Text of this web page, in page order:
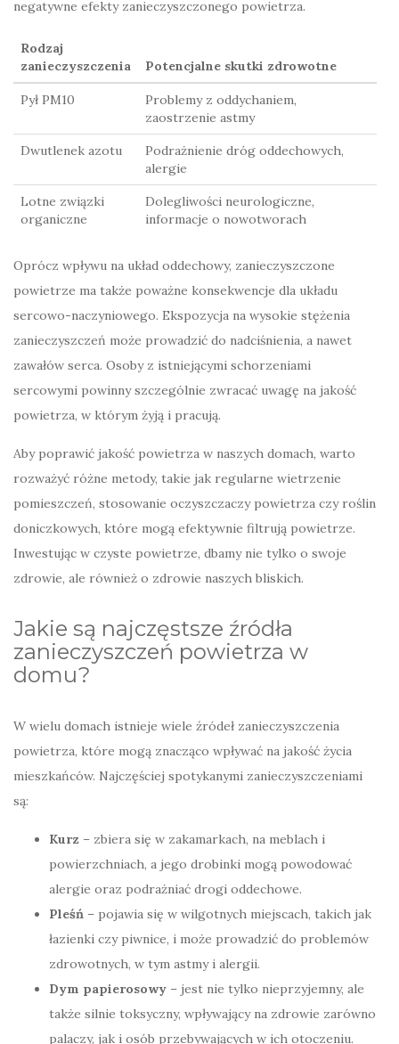
negatywne efekty zanieczyszczonego powietrza.
Rodzaj
zanieczyszczenia
Potencjalne skutki zdrowotne
Pył PM10
Problemy z oddychaniem,
zaostrzenie astmy
Dwutlenek azotu
Podrażnienie dróg oddechowych,
alergie
Lotne związki
organiczne
Dolegliwości neurologiczne,
informacje o nowotworach
Oprócz wpływu na układ oddechowy, zanieczyszczone
powietrze ma także poważne konsekwencje dla układu
sercowo-naczyniowego. Ekspozycja na wysokie stężenia
zanieczyszczeń może prowadzić do nadciśnienia, a nawet
zawałów serca. Osoby z istniejącymi schorzeniami
sercowymi powinny szczególnie zwracać uwagę na jakość
powietrza, w którym żyją i pracują.
Aby poprawić jakość powietrza w naszych domach, warto
rozważyć różne metody, takie jak regularne wietrzenie
pomieszczeń, stosowanie oczyszczaczy powietrza czy roślin
doniczkowych, które mogą efektywnie filtrują powietrze.
Inwestując w czyste powietrze, dbamy nie tylko o swoje
zdrowie, ale również o zdrowie naszych bliskich.
Jakie są najczęstsze źródła
zanieczyszczeń powietrza w
domu?
W wielu domach istnieje wiele źródeł zanieczyszczenia
powietrza, które mogą znacząco wpływać na jakość życia
mieszkańców. Najczęściej spotykanymi zanieczyszczeniami
są:
Kurz – zbiera się w zakamarkach, na meblach i
powierzchniach, a jego drobinki mogą powodować
alergie oraz podrażniać drogi oddechowe.
Pleśń – pojawia się w wilgotnych miejscach, takich jak
łazienki czy piwnice, i może prowadzić do problemów
zdrowotnych, w tym astmy i alergii.
Dym papierosowy – jest nie tylko nieprzyjemny, ale
także silnie toksyczny, wpływający na zdrowie zarówno
palaczy, jak i osób przebywających w ich otoczeniu.